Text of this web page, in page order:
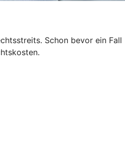
Schon bevor ein Fall